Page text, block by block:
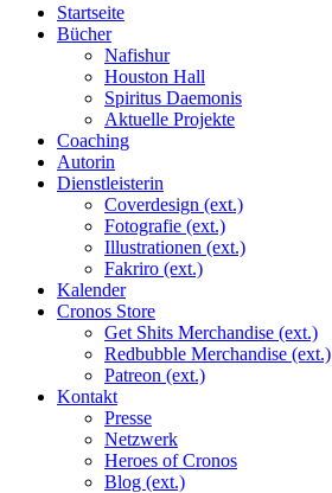
Startseite
Bücher
Nafishur
Houston Hall
Spiritus Daemonis
Aktuelle Projekte
Coaching
Autorin
Dienstleisterin
Coverdesign (ext.)
Fotografie (ext.)
Illustrationen (ext.)
Fakriro (ext.)
Kalender
Cronos Store
Get Shits Merchandise (ext.)
Redbubble Merchandise (ext.)
Patreon (ext.)
Kontakt
Presse
Netzwerk
Heroes of Cronos
Blog (ext.)